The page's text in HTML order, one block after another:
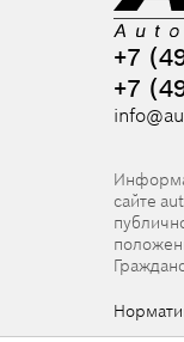
+7
+7
сайте